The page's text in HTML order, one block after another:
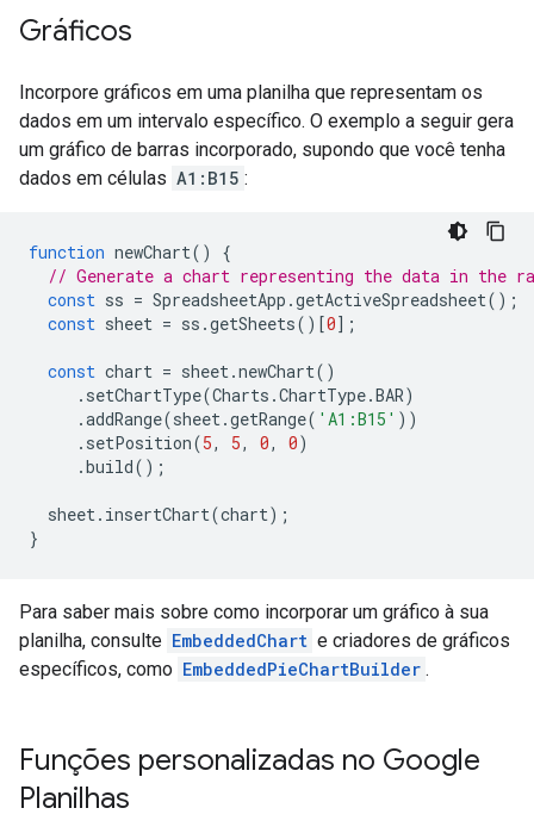
Gráficos
Incorpore gráficos em uma planilha que representam os
dados em um intervalo específico. O exemplo a seguir gera
um gráfico de barras incorporado, supondo que você tenha
dados em células A1:B15 :
function newChart()
{
// Generate a chart representing the data in the
const ss = SpreadsheetApp .getActiveSpreadsheet();
const sheet = ss .getSheets()[0];
const chart = sheet.newChart()
. setChartType(Charts .ChartType.BAR)
.addRange(sheet.getRange( 'A1:B15' ))
. setPosition(5, 5, 0, 0)
.build();
sheet. insertChart(chart);
}
Para saber mais sobre como incorporar um gráfico à sua
planilha, consulte EmbeddedChart e criadores de gráficos
específicos, como EmbeddedPieChartBuilder .
Funções personalizadas no Google
Planilhas